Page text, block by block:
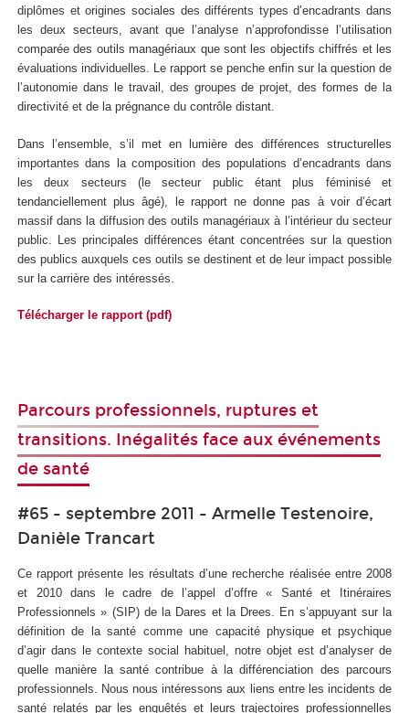
diplômes et origines sociales des différents types d’encadrants dans
les deux secteurs, avant que l’analyse n’approfondisse l’utilisation
comparée des outils managériaux que sont les objectifs chiffrés et les
évaluations individuelles. Le rapport se penche enfin sur la question de
l’autonomie dans le travail, des groupes de projet, des formes de la
directivité et de la prégnance du contrôle distant.
Dans l’ensemble, s’il met en lumière des différences structurelles
importantes dans la composition des populations d’encadrants dans
les deux secteurs (le secteur public étant plus féminisé et
tendanciellement plus âgé), le rapport ne donne pas à voir d’écart
massif dans la diffusion des outils managériaux à l’intérieur du secteur
public. Les principales différences étant concentrées sur la question
des publics auxquels ces outils se destinent et de leur impact possible
sur la carrière des intéressés.
Télécharger le rapport (pdf)
Parcours professionnels, ruptures et
transitions. Inégalités face aux événements
de santé
#65 - septembre 2011 - Armelle Testenoire,
Danièle Trancart
Ce rapport présente les résultats d’une recherche réalisée entre 2008
et 2010 dans le cadre de l’appel d’offre « Santé et Itinéraires
Professionnels » (SIP) de la Dares et la Drees. En s’appuyant sur la
définition de la santé comme une capacité physique et psychique
d’agir dans le contexte social habituel, notre objet est d’analyser de
quelle manière la santé contribue à la différenciation des parcours
professionnels. Nous nous intéressons aux liens entre les incidents de
santé relatés par les enquêtés et leurs trajectoires professionnelles